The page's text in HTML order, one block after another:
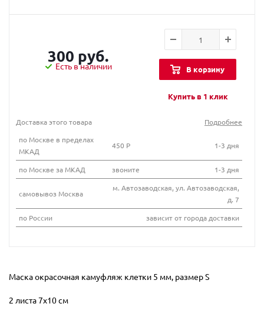
300 руб.
Есть в наличии В корзину
Купить в 1 клик
Доставка этого товара
Подробнее
по Москве в пределах
МКАД
450 Р 1-3 дня
по Москве за МКАД звоните 1-3 дня
самовывоз Москва
м. Автозаводская, ул. Автозаводская,
д. 7
по России
зависит от города доставки
Маска окрасочная камуфляж клетки 5 мм, размер S
2 листа 7х10 см